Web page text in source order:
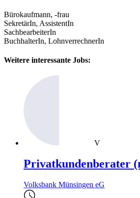
Bürokaufmann, -frau
SekretärIn, AssistentIn
SachbearbeiterIn
BuchhalterIn, LohnverrechnerIn
Weitere interessante Jobs:
V
Privatkundenberater
Volksbank Münsingen eG